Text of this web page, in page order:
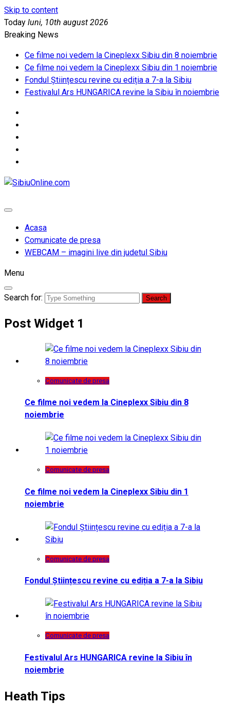
Skip to content
Today luni, 10th august 2026
Breaking News
Ce filme noi vedem la Cineplexx Sibiu din 8 noiembrie
Ce filme noi vedem la Cineplexx Sibiu din 1 noiembrie
Fondul Științescu revine cu ediția a 7-a la Sibiu
Festivalul Ars HUNGARICA revine la Sibiu în noiembrie
Acasa
Comunicate de presa
WEBCAM – imagini live din judetul Sibiu
Menu
Search for:
Post Widget 1
Comunicate de presa
Ce filme noi vedem la Cineplexx Sibiu din 8
noiembrie
Comunicate de presa
Ce filme noi vedem la Cineplexx Sibiu din 1
noiembrie
Comunicate de presa
Fondul Științescu revine cu ediția a 7-a la Sibiu
Comunicate de presa
Festivalul Ars HUNGARICA revine la Sibiu în
noiembrie
Heath Tips